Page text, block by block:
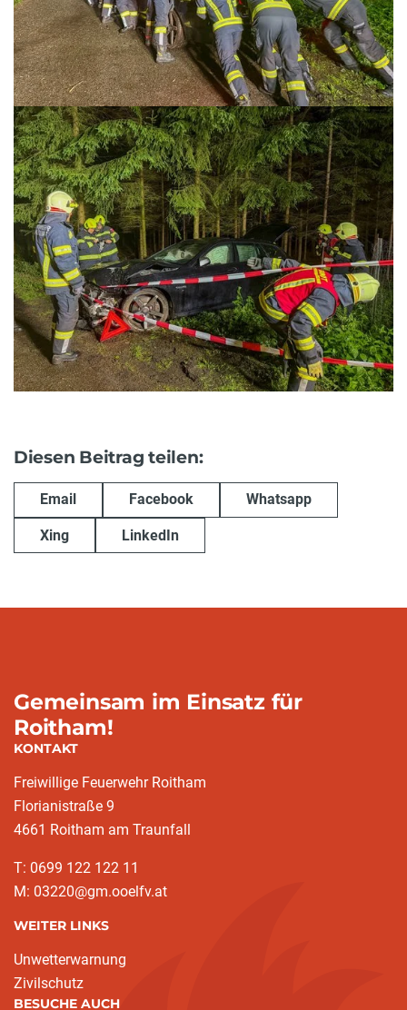
Diesen Beitrag teilen:
Email Facebook Whatsapp
Xing LinkedIn
Gemeinsam im Einsatz für
Roitham!
KONTAKT
Freiwillige Feuerwehr Roitham
Florianistraße 9
4661 Roitham am Traunfall
T: 0699 122 122 11
M: 03220@gm.ooelfv.at
WEITER LINKS
Unwetterwarnung
Zivilschutz
BESUCHE AUCH